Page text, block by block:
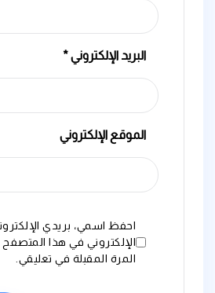
البريد الإلكتروني*
الموقع الإلكتروني
احفظ اسمي، بريدي
الإلكتروني في هذا
المرة المقبلة في تعليقي.